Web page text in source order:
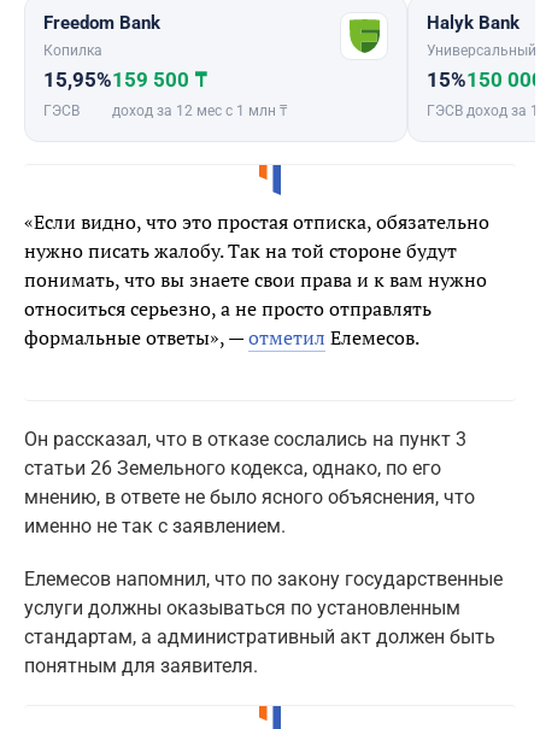
Freedom Bank
Копилка
15,95%
ГЭСВ
159 500 ₸
доход за 12 мес с 1 млн ₸
Halyk Bank
Универсальный
15%
ГЭСВ
150
доход за
«Если видно, что это простая отписка, обязательно
нужно писать жалобу. Так на той стороне будут
понимать, что вы знаете свои права и к вам нужно
относиться серьезно, а не просто отправлять
формальные ответы», —отметил Елемесов.
Он рассказал, что в отказе сослались на пункт 3
статьи 26 Земельного кодекса, однако, по его
мнению, в ответе не было ясного объяснения, что
именно не так с заявлением.
Елемесов напомнил, что по закону государственные
услуги должны оказываться по установленным
стандартам, а административный акт должен быть
понятным для заявителя.